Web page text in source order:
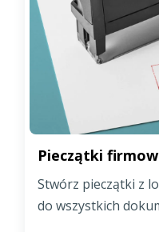
Pieczątki
Stwórz pieczątki z
do wszystkich